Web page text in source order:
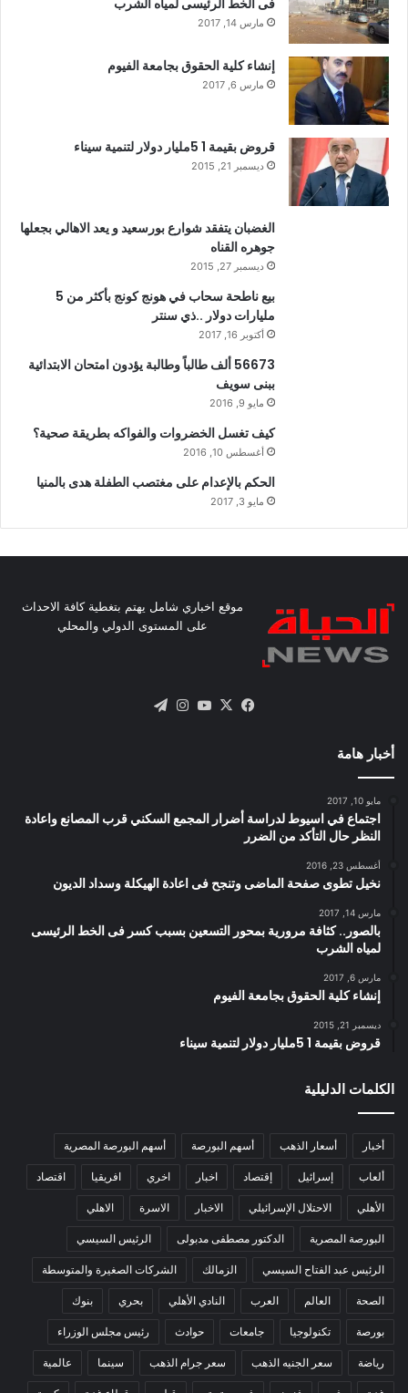
فى الخط الرئيسى لمياه الشرب
مارس 14, 2017
إنشاء كلية الحقوق بجامعة الفيوم
مارس 6, 2017
قروض بقيمة 1 5مليار دولار لتنمية سيناء
ديسمبر 21, 2015
الغضبان يتفقد شوارع بورسعيد و يعد الاهالي بجعلها
جوهره القناه
ديسمبر 27, 2015
بيع ناطحة سحاب في هونج كونج بأكثر من 5
مليارات دولار ..ذي سنتر
أكتوبر 16, 2017
56673 ألف طالباً وطالبة يؤدون امتحان الابتدائية
ببنى سويف
مايو 9, 2016
كيف تغسل الخضروات والفواكه بطريقة صحية؟
أغسطس 10, 2016
الحكم بالإعدام على مغتصب الطفلة هدى بالمنيا
مايو 3, 2017
موقع اخباري شامل يهتم بتغطية كافة الاحداث
على المستوى الدولي والمحلي
فيسبوك
X يوتيوبانستقرام
أخبار هامة
مايو 10, 2017
اجتماع في اسيوط لدراسة أضرار المجمع السكني قرب المصانع واعادة
النظر حال التأكد من الضرر
أغسطس 23, 2016
نخيل تطوى صفحة الماضى وتنجح فى اعادة الهيكلة وسداد الديون
مارس 14, 2017
بالصور.. كثافة مرورية بمحور التسعين بسبب كسر فى الخط الرئيسى
لمياه الشرب
مارس 6, 2017
إنشاء كلية الحقوق بجامعة الفيوم
ديسمبر 21, 2015
قروض بقيمة 1 5مليار دولار لتنمية سيناء
الكلمات الدليلية
أخبار أسعار الذهب أسهم البورصة أسهم البورصة المصرية
ألعاب إسرائيل إقتصاد اخبار اخري افريقيا اقتصاد
الأهلي الاحتلال الإسرائيلي الاخبار الاسرة الاهلي
البورصة المصرية الدكتور مصطفى مدبولى الرئيس السيسي
الرئيس عبد الفتاح السيسي الزمالك الشركات الصغيرة والمتوسطة
الصحة العالم العرب النادي الأهلي بحري بنوك
بورصة تكنولوجيا جامعات حوادث رئيس مجلس الوزراء
رياضة سعر الجنيه الذهب سعر جرام الذهب سينما عالمية